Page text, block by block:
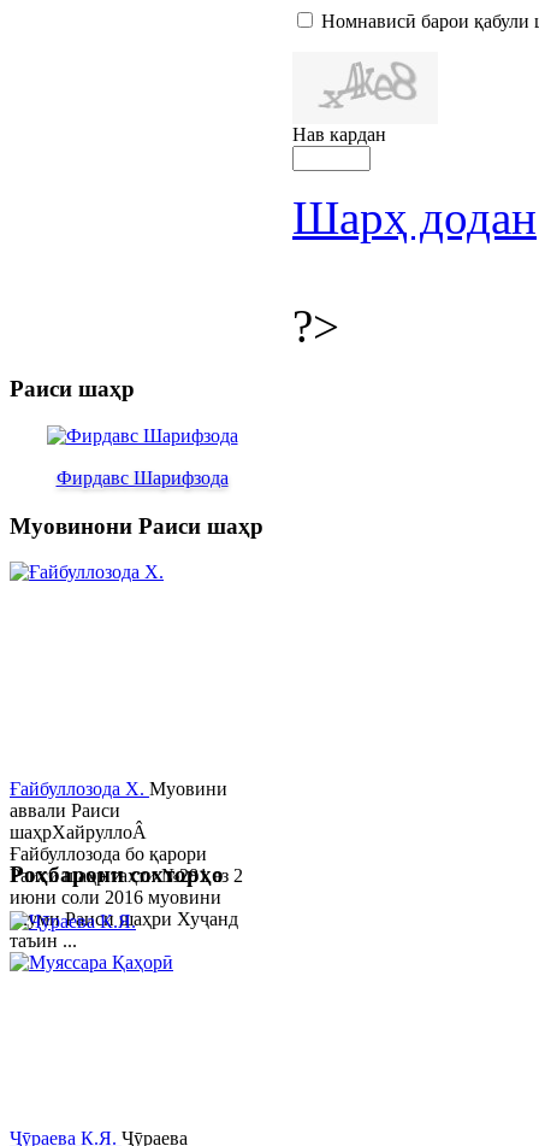
Номнависӣ барои қабули
Нав кардан
Шарҳ додан
?>
Раиси шаҳр
Фирдавс Шарифзода
Муовинони Раиси шаҳр
Ғайбуллозода Х. Муовини
аввали Раиси
шаҳрХайруллоÂ
Ғайбуллозода бо қарори
Раиси шаҳр таҳти №281 аз 2
июни соли 2016 муовини
якуми Раиси шаҳри Хуҷанд
таъин ...
Роҳбарони сохторҳо
Ҷӯраева К.Я. Ҷӯраева